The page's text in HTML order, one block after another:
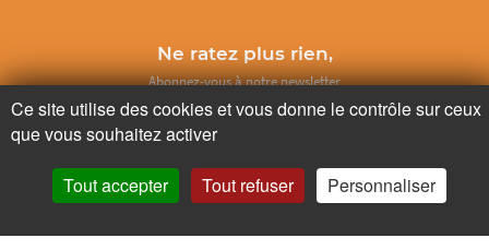
Ne ratez plus rien,
Abonnez-vous à notre newsletter
Je m’inscris
Ce site utilise des cookies et vous donne le contrôle sur ceux
que vous souhaitez activer
Tout accepter Tout refuser Personnaliser